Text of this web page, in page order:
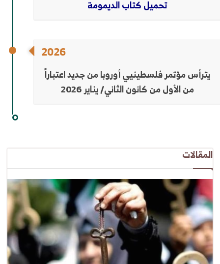
تحميل كتاب الديمومة
2026
يترأس مؤتمر فلسطينيي أوروبا من جديد اعتباراً
من الأول من كانون الثاني/ يناير 2026
المقالات